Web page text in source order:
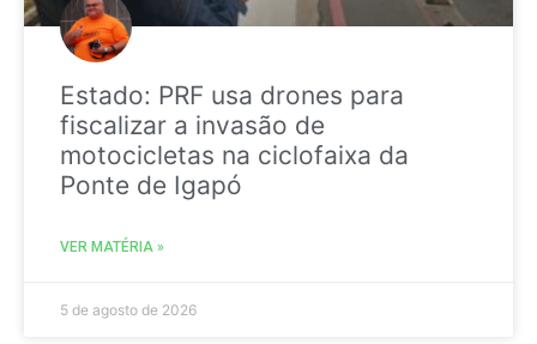
Estado: PRF usa drones para
fiscalizar a invasão de
motocicletas na ciclofaixa da
Ponte de Igapó
VER MATÉRIA »
5 de agosto de 2026